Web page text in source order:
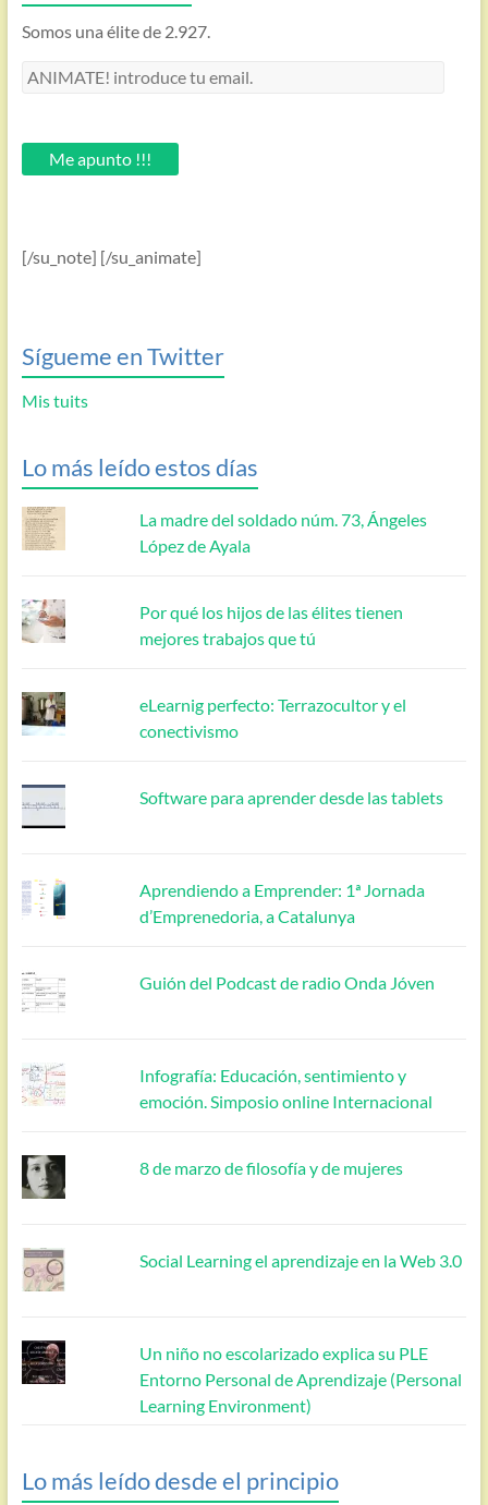
Somos una élite de 2.927.
ANIMATE!
email.Me apunto !!!
[/su_note] [/su_animate]
Sígueme en Twitter
Mis tuits
Lo más leído estos días
La madre del soldado núm. 73, Ángeles
López de Ayala
Por qué los hijos de las élites tienen
mejores trabajos que tú
eLearnig perfecto: Terrazocultor y el
conectivismo
Software para aprender desde las tablets
Aprendiendo a Emprender: 1ª Jornada
d’Emprenedoria, a Catalunya
Guión del Podcast de radio Onda Jóven
Infografía: Educación, sentimiento y
emoción. Simposio online Internacional
8 de marzo de filosofía y de mujeres
Social Learning el aprendizaje en la Web 3.0
Un niño no escolarizado explica su PLE
Entorno Personal de Aprendizaje (Personal
Learning Environment)
Lo más leído desde el principio